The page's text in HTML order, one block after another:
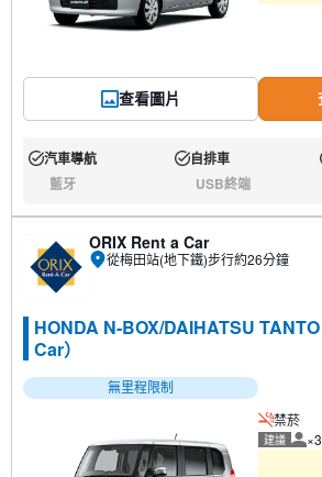
查看圖片
有:汽車導航 有:自排車
藍牙 USB終端
ORIX Rent a Car
從梅田站(地下鐵)步行約26分鐘
HONDA N-BOX/DAIHATSU
Car）
無里程限制
禁菸
建議 建
×3